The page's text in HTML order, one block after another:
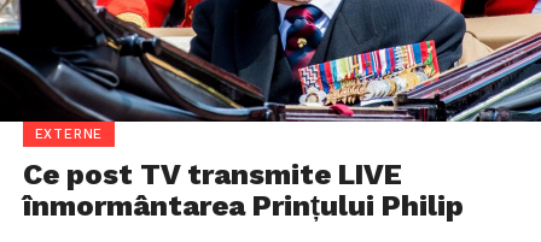
EXTERNE
Ce post TV transmite LIVE
înmormântarea Prințului Philip